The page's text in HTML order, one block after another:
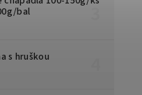
bal
s hruškou